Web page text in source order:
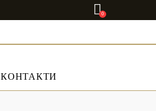
0
КОНТАКТИ